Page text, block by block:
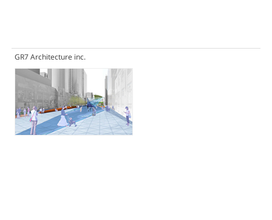
GR7 Architecture inc.